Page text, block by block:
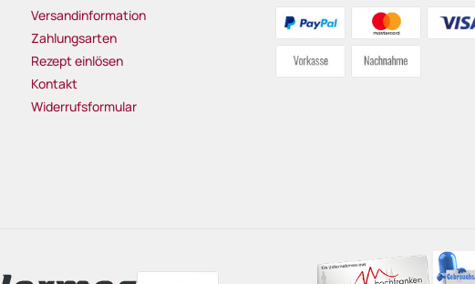
Versandinformation
Zahlungsarten
Rezept einlösen
Kontakt
Widerrufsformular